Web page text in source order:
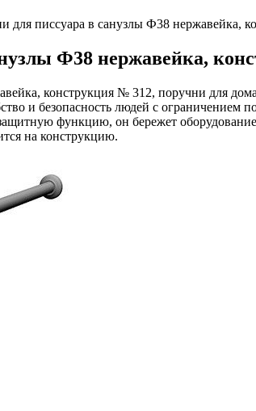
для писсуара в санузлы Ф38 нержавейка,
Ф38 нержавейка,
конструкция № 312, поручни для
и безопасность людей с
функцию, он бережет
на конструкцию.